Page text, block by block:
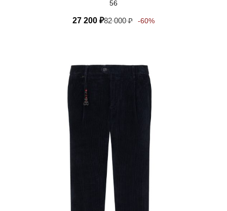
56
27 200 ₽82 000₽ -60%